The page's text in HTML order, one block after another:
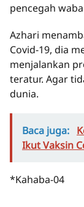
pencegah
Azhari
Covid-19, dia
menjalankan
teratur. Agar
dunia.
Baca juga:
Ikut Vaksin
*Kahaba-04